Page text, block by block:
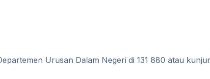
Urusan Dalam Negeri di 131 880 atau